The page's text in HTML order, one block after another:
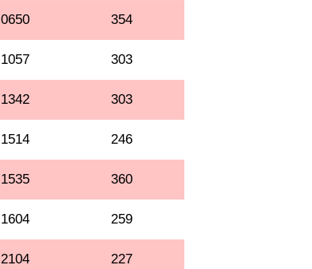
0650 354
1057 303
1342 303
1514 246
1535 360
1604 259
2104 227